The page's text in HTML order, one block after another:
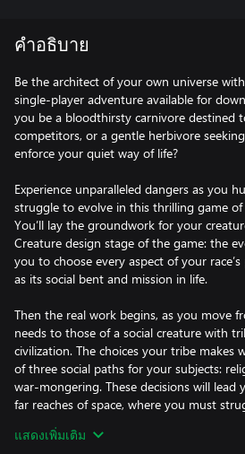
คำอธิบาย
Be the architect of your own universe
single-player adventure available for
you be a bloodthirsty carnivore destined
competitors, or a gentle herbivore
enforce your quiet way of life?
Experience unparalleled dangers as you
struggle to evolve in this thrilling game
You’ll lay the groundwork for your
Creature design stage of the game: the
you to choose every aspect of your
as its social bent and mission in life.
Then the real work begins, as you move
needs to those of a social creature with
civilization. The choices your tribe makes
of three social paths for your subjects:
war-mongering. These decisions will
far reaches of space, where you must
แสดงเพิ่มเติม